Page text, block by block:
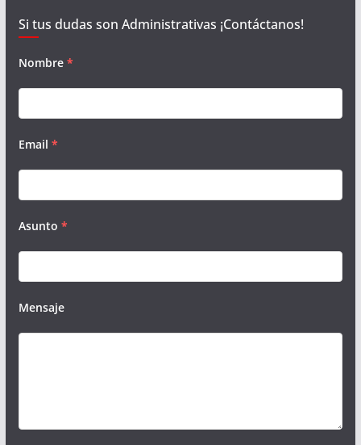
Si tus dudas son Administrativas ¡Contáctanos!
Nombre *
Email *
Asunto *
Mensaje